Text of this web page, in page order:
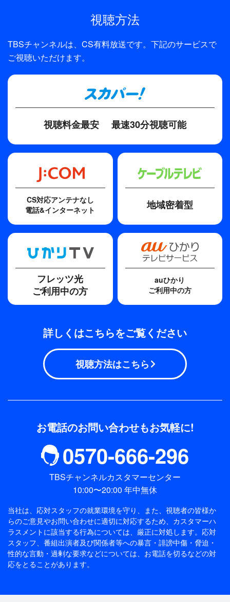
が浮かんできた。宮守の義父、剛造（穂積隆信）は
る。
宮守の部屋を捜索した南部と高村（鈴木一真）は、
高額不動産の写真ばかりを載せたファイルを発見す
る。やがてそれらの土地がすべて借金の形となって
人手に渡っていたことが分かった。さらに滝野と宮
六本木のホステス・向山エリカ（仁科仁美）が手を
組んで、闇カジノを舞台に詐欺を働いて土地を手に
入れ、大金を得ていた疑いが浮かぶ。エリカも一週
間前に殺されており、国本は行方が分からない。土
地を騙し取られた誰かが詐欺師たちに復讐を企てた
のだろうか…。刑事たちは手掛かりを求めて北海
道、九州へと急行する。
だが、意外な人物が連続殺人の犯人だと名乗り出
て、事件は一挙に解決する。しかし、南部はそれで
も解き明かされていない真実に気付くのだった…。
ディレクター・監督
中前勇児
原作
林誠人 小杉晶子
視聴方法
TBSチャンネルは、CS有料放送です。下記のサービスで
ご視聴いただけます。
視聴料金最安 最速30分視聴可能
CS対応アンテナなし
電話&インターネット
地域密着型
フレッツ光
ご利用中の方
auひかり
ご利用中の方
詳しくはこちらをご覧ください
視聴方法はこちら
お電話のお問い合わせもお気軽に!
0570-666-296
TBSチャンネルカスタマーセンター
10:00〜20:00 年中無休
当社は、応対スタッフの就業環境を守り、また、視聴者の皆様か
らのご意見やお問い合わせに適切に対応するため、 カスタマーハ
ラスメントに該当する行為については、厳正に対処します。応対
スタッフ、番組出演者及び関係者等への暴言・誹謗中傷・脅迫・
性的な言動・過剰な要求などについては、お電話を切るなどの対
応をとることがあります。